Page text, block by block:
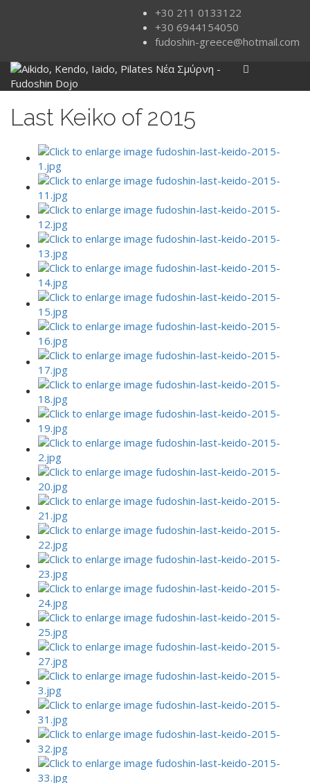
+30 211 0133122
+30 6944154050
fudoshin-greece@hotmail.com
Last Keiko of 2015